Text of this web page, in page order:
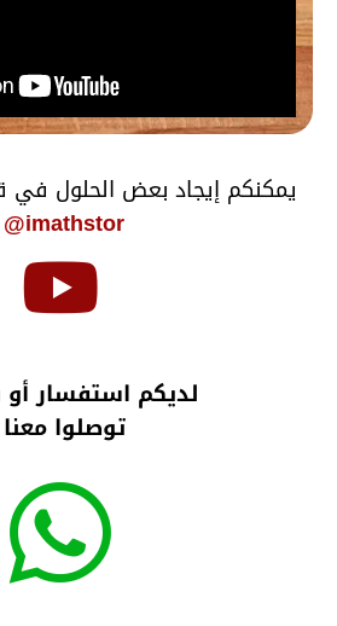
يمكنكم إيجاد بعض الحلول في
imathstor@
لديكم استفسار
توصلوا معنا